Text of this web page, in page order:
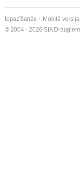
Iepazīšanās Mobilā versija
© 2004 - 2026 SIA Draugiem